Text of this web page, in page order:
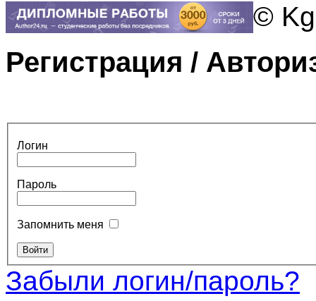
©
Регистрация /
Логин
Пароль
Запомнить меня
Забыли логин/пароль?